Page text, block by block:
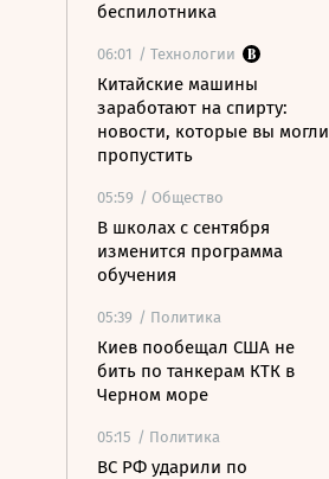
беспилотника
06:01 / Технологии
Китайские машины
заработают на спирту:
новости, которые вы могли
пропустить
05:59 / Общество
В школах с сентября
изменится программа
обучения
05:39 / Политика
Киев пообещал США не
бить по танкерам КТК в
Черном море
05:15 / Политика
ВС РФ ударили по